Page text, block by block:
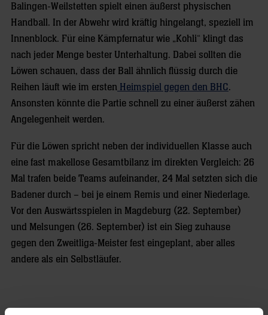
Balingen-Weilstetten spielt einen äußerst physischen
Handball. In der Abwehr wird kräftig hingelangt, speziell im
Innenblock. Für eine Kämpfernatur wie „Kohli“ klingt das
nach jeder Menge bester Unterhaltung. Dabei sollten die
Löwen schauen, dass der Ball ähnlich flüssig durch die
Reihen läuft wie im ersten Heimspiel gegen den BHC.
Ansonsten könnte die Partie schnell zu einer äußerst zähen
Angelegenheit werden.
Für die Löwen spricht neben der individuellen Klasse auch
eine fast makellose Gesamtbilanz im direkten Vergleich: 26
Mal trafen beide Teams aufeinander, 24 Mal setzten sich die
Badener durch – bei je einem Remis und einer Niederlage.
Vor den Auswärtsspielen in Magdeburg (22. September)
und Melsungen (26. September) ist ein Sieg zuhause
gegen den Zweitliga-Meister fest eingeplant, aber alles
andere als ein Selbstläufer.